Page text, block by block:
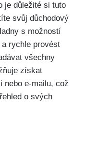
je důležité si tuto
svůj důchodový
s možností
rychle provést
všechny
získat
nebo e-mailu, což
o svých